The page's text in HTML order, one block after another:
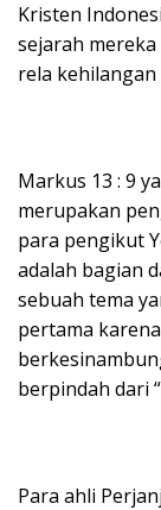
Kristen
sejarah
rela kehilangan
Markus 13 : 9
merupakan
para pengikut
adalah bagian
sebuah tema
pertama
berpindah dari
Para ahli